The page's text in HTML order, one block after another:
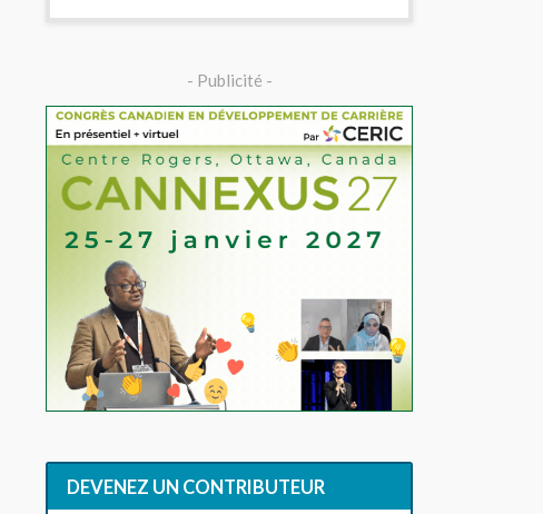
- Publicité -
DEVENEZ UN CONTRIBUTEUR